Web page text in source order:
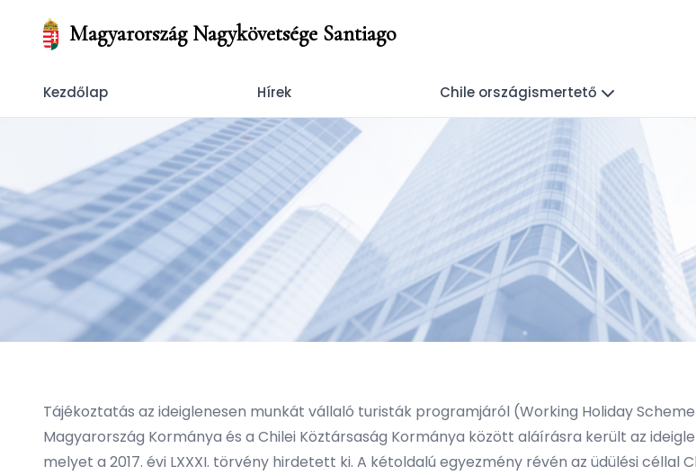
Magyarország Nagykövetsége Santiago
Kezdőlap Hírek Chile országismertető
Tájékoztatás az ideiglenesen munkát vállaló turisták programjáról (Working Holiday
Magyarország Kormánya és a Chilei Köztársaság Kormánya között aláírásra került az
melyet a 2017. évi LXXXI. törvény hirdetett ki. A kétoldalú egyezmény révén az üdülési céllal